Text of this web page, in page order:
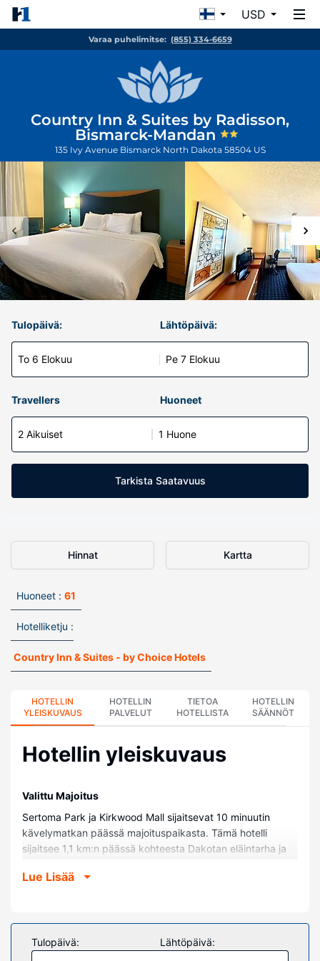
USD
Varaa puhelimitse: (855) 334-6659
Country Inn & Suites by Radisson,
Bismarck-Mandan
135 Ivy Avenue Bismarck North Dakota 58504 US
Tulopäivä:
To 6 Elokuu
Lähtöpäivä:
Pe 7 Elokuu
Travellers Huoneet
2 Aikuiset 1 Huone
Tarkista Saatavuus
Hinnat Kartta
Huoneet : 61
Hotelliketju :
Country Inn & Suites - by Choice Hotels
HOTELLIN
YLEISKUVAUS
HOTELLIN
PALVELUT
TIETOA
HOTELLISTA
HOTELLIN
SÄÄNNÖT
Hotellin yleiskuvaus
Valittu Majoitus
Sertoma Park ja Kirkwood Mall sijaitsevat 10 minuutin
kävelymatkan päässä majoituspaikasta. Tämä hotelli
sijaitsee 1,1 km:n päässä kohteesta Dakotan eläintarha ja
Huoneet
LCD-televisio. Mukavuuksiin kuuluu kaapelikanavat sekä
ilmainen langaton internetyhteys. Käytössäsi on
kylpyhuone, josta löytyy suihku ja hiustenkuivaaja.
Lue Lisää
Tulopäivä: Lähtöpäivä: